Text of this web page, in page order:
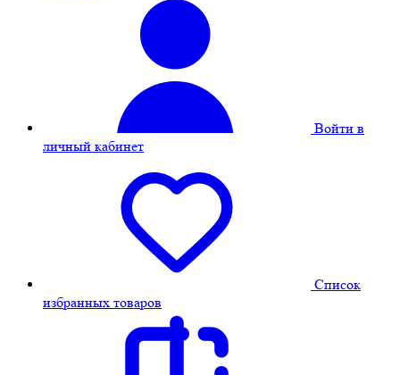
Войти в
личный кабинет
Cписок
избранных товаров